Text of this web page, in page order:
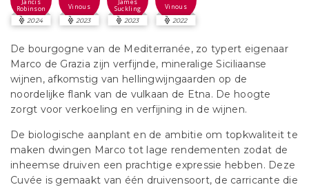
Jancis
Robinson
2024
Vinous
2023
James
Suckling
2023
Vinous
2022
De bourgogne van de Mediterranée, zo typert eigenaar
Marco de Grazia zijn verfijnde, mineralige Siciliaanse
wijnen, afkomstig van hellingwijngaarden op de
noordelijke flank van de vulkaan de Etna. De hoogte
zorgt voor verkoeling en verfijning in de wijnen.
De biologische aanplant en de ambitie om topkwaliteit te
maken dwingen Marco tot lage rendementen zodat de
inheemse druiven een prachtige expressie hebben. Deze
Cuvée is gemaakt van één druivensoort, de carricante die